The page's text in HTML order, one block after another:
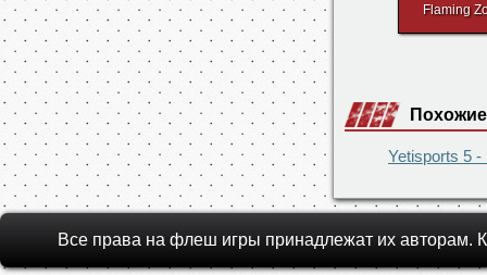
Flaming
Yetisports 5 -
Все права на флеш игры принадлежат их авторам.